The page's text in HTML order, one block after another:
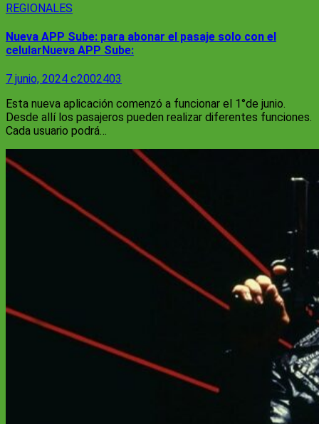
REGIONALES
Nueva APP Sube: para abonar el pasaje solo con el
celularNueva APP Sube:
7 junio, 2024 c2002403
Esta nueva aplicación comenzó a funcionar el 1°de junio.
Desde allí los pasajeros pueden realizar diferentes funciones.
Cada usuario podrá…